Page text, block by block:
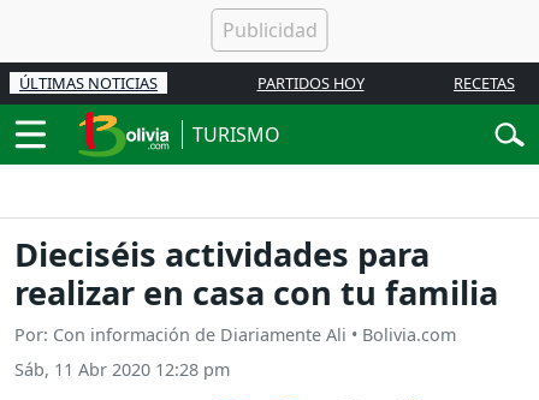
ÚLTIMAS NOTICIAS PARTIDOS HOY RECETAS
TURISMO
Dieciséis actividades para
realizar en casa con tu familia
Por: Con información de Diariamente Ali • Bolivia.com
Sáb, 11 Abr 2020 12:28 pm